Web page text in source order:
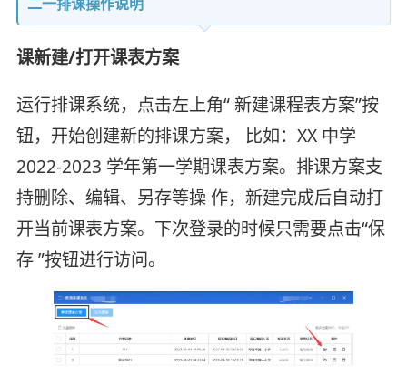
课新建/打开课表方案
运行排课系统，点击左上角“ 新建课程表方案”按
钮，开始创建新的排课方案， 比如：XX 中学
2022-2023 学年第一学期课表方案。排课方案支
持删除、编辑、另存等操 作，新建完成后自动打
开当前课表方案。下次登录的时候只需要点击“保
存 ”按钮进行访问。